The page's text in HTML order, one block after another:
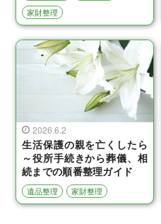
家財整理
2026.6.2
生活保護の親を亡くしたら
～役所手続きから葬儀、相
続までの順番整理ガイド
遺品整理 家財整理